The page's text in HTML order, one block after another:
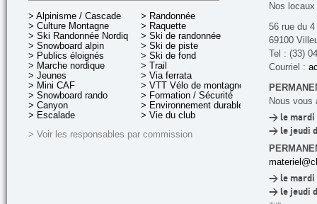
> Alpinisme / Cascade
> Culture Montagne
> Ski Randonnée Nordique
> Snowboard alpin
> Publics éloignés
> Marche nordique
> Jeunes
> Mini CAF
> Snowboard rando
> Canyon
> Escalade
> Randonnée
> Raquette
> Ski de randonnée
> Ski de piste
> Ski de fond
> Trail
> Via ferrata
> VTT Vélo de montagne
> Formation / Sécurité
> Environnement durable
> Vie du club
> Voir les responsables par commission
Nos
56 rue du
69100
Tel : (33)
Courriel :
Nous vous
> le mardi
> le jeudi
> le mardi
> le jeudi